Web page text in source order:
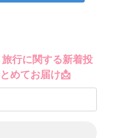
旅行に関する新着投
めてお届け📩